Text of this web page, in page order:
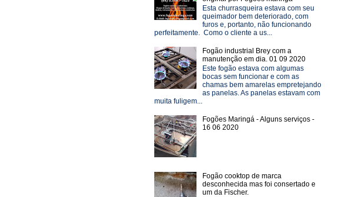
Esta churrasqueira estava com seu
queimador bem deteriorado, com
furos e, portanto, não funcionando
perfeitamente. Como o cliente a us...
Fogão industrial Brey com a
manutenção em dia. 01 09 2020
Este fogão estava com algumas
bocas sem funcionar e com as
chamas bem amarelas empretejando
as panelas. As panelas estavam com
muita fuligem...
Fogões Maringá - Alguns serviços -
16 06 2020
Fogão cooktop de marca
desconhecida mas foi consertado e
um da Fischer.